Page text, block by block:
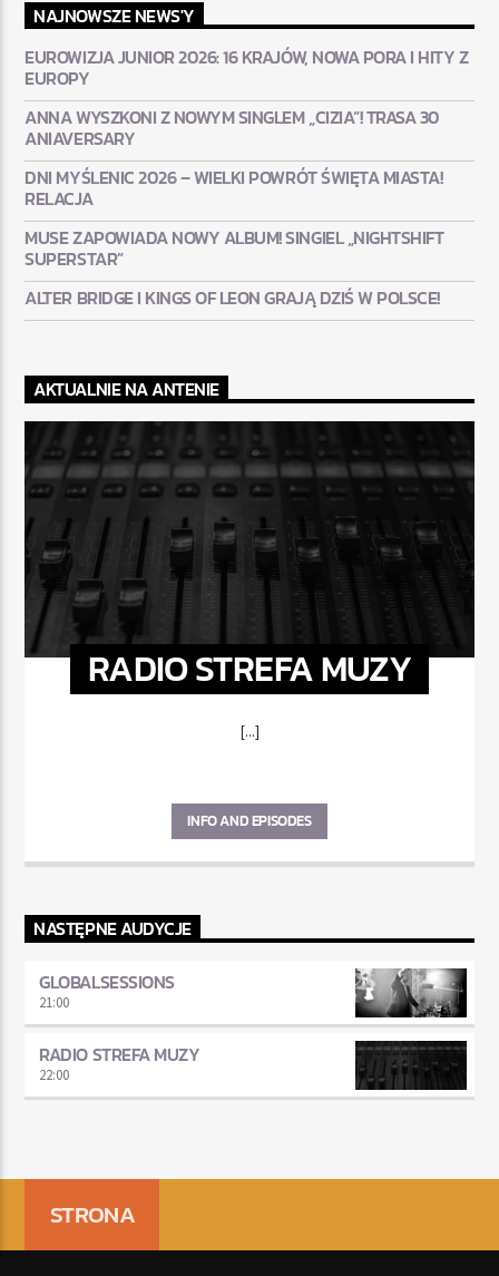
NAJNOWSZE NEWS'Y
EUROWIZJA JUNIOR 2026: 16 KRAJÓW, NOWA PORA I HITY Z
EUROPY
ANNA WYSZKONI Z NOWYM SINGLEM „CIZIA”! TRASA 30
ANIAVERSARY
DNI MYŚLENIC 2026 – WIELKI POWRÓT ŚWIĘTA MIASTA!
RELACJA
MUSE ZAPOWIADA NOWY ALBUM! SINGIEL „NIGHTSHIFT
SUPERSTAR”
ALTER BRIDGE I KINGS OF LEON GRAJĄ DZIŚ W POLSCE!
AKTUALNIE NA ANTENIE
RADIO STREFA MUZY
[...]
INFO AND EPISODES
NASTĘPNE AUDYCJE
GLOBALSESSIONS
21:00
RADIO STREFA MUZY
22:00
STRONA